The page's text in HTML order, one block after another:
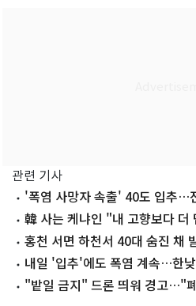
관련 기사
'폭염 사망자 속출' 40도 입추…
韓 사는 케냐인 "내 고향보다
'찜통' 신음(종합)
홍천 서면 하천서 40대 숨진 채
내일 '입추'에도 폭염 계속…한
위'"밭일 금지" 드론 띄워 경고…"